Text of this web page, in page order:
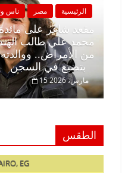
الرئيسية مصر ناس
مقعد شاغر على الإفطار
رمضان.. د. عبدالخالق
اقتصادي في انتظار
22 فبراير، 2026
الطقس
EG